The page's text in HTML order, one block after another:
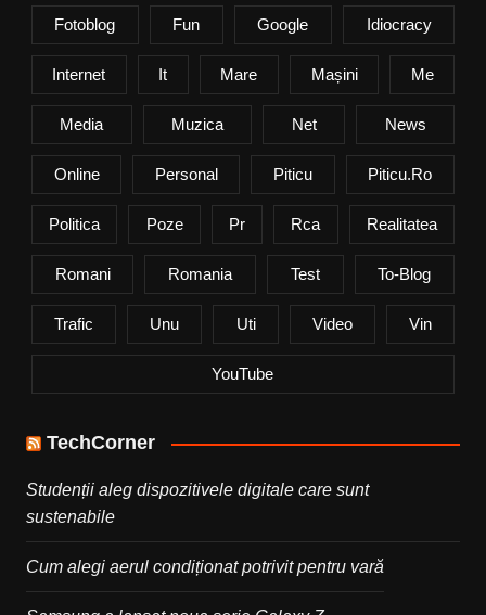
Fotoblog Fun Google Idiocracy
Internet It Mare Mașini Me
Media Muzica Net News
Online Personal Piticu Piticu.ro
Politica Poze Pr Rca Realitatea
Romani Romania Test To-Blog
Trafic Unu Uti Video Vin
YouTube
TechCorner
Studenții aleg dispozitivele digitale care sunt
sustenabile
Cum alegi aerul condiționat potrivit pentru vară